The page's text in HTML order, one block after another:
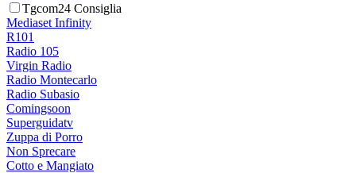
Tgcom24 Consiglia
Mediaset Infinity
R101
Radio 105
Virgin Radio
Radio Montecarlo
Radio Subasio
Comingsoon
Superguidatv
Zuppa di Porro
Non Sprecare
Cotto e Mangiato